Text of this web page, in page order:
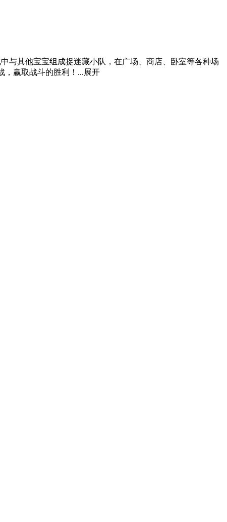
与其他宝宝组成捉迷藏小队，在广场、商店、卧室等各种场
，赢取战斗的胜利！...展开